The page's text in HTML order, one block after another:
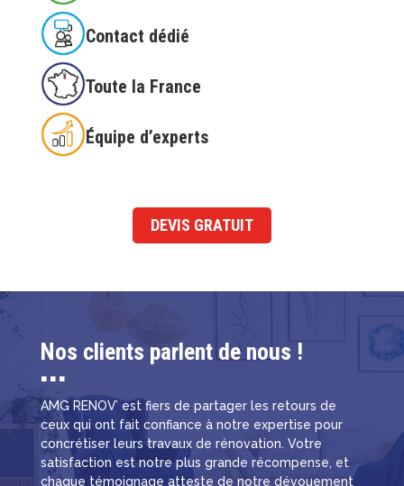
Contact dédié
Toute la France
Équipe d’experts
DEVIS GRATUIT
Nos clients parlent de nous !
■ ■ ■
AMG RENOV’ est fiers de partager les retours de
ceux qui ont fait confiance à notre expertise pour
concrétiser leurs travaux de rénovation. Votre
satisfaction est notre plus grande récompense, et
chaque témoignage atteste de notre dévouement